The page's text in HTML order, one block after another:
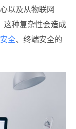
以及从物联网
这种复杂性会造成
全、终端安全的